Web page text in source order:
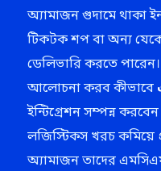
অ্যামাজন গুদামে থাকা
টিকটক শপ বা অন্য
ডেলিভারি করতে
আলোচনা করব কীভাবে
ইন্টিগ্রেশন সম্পন্ন
লজিস্টিকস খরচ কমিয়ে
অ্যামাজন তাদের এমসিএফ